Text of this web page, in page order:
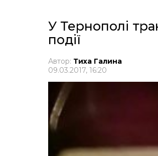
У Тернополі
події
Автор: Тиха Галина
09.03.2017, 16:20